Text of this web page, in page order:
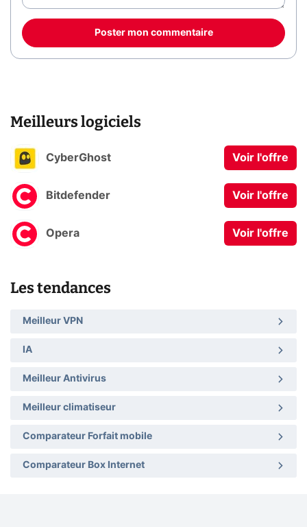
Poster mon commentaire
Meilleurs logiciels
CyberGhost Voir l'offre
Bitdefender Voir l'offre
Opera Voir l'offre
Les tendances
Meilleur VPN
IA
Meilleur Antivirus
Meilleur climatiseur
Comparateur Forfait mobile
Comparateur Box Internet